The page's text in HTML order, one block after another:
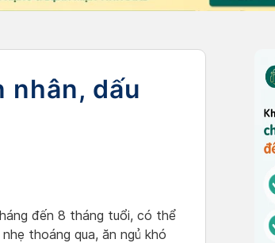
nhân, dấu
đến 8 tháng tuổi, có thể
thoáng qua, ăn ngủ khó